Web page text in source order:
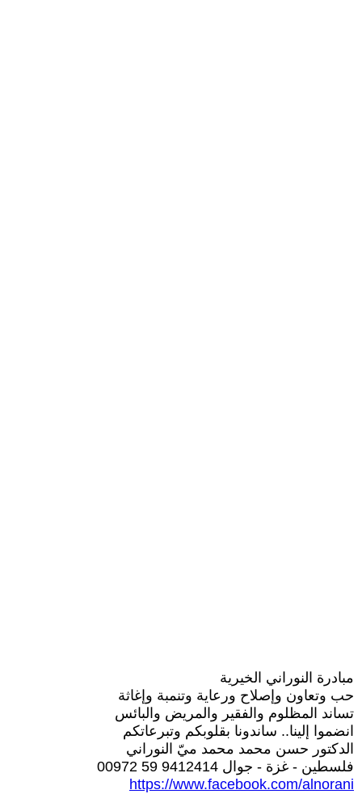
مبادرة النوراني الخيرية
حب وتعاون وإصلاح ورعاية وتنمبة وإغاثة
تساند المظلوم والفقير والمريض والبائس
انضموا إلينا.. ساندونا بقلوبكم وتبرعاتكم
الدكتور حسن محمد محمد ميّ النوراني
فلسطين - غزة - جوال 9412414 59 00972
https://www.facebook.com/alnorani